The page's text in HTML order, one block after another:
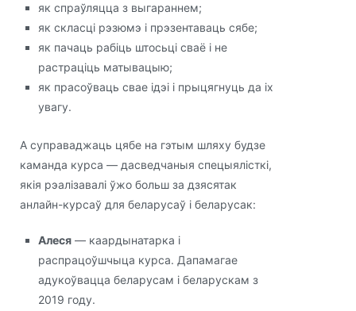
як спраўляцца з выгараннем;
як скласці рэзюмэ і прэзентаваць сябе;
як пачаць рабіць штосьці сваё і не
растраціць матывацыю;
як прасоўваць свае ідэі і прыцягнуць да іх
увагу.
А суправаджаць цябе на гэтым шляху будзе
каманда курса — дасведчаныя спецыялісткі,
якія рэалізавалі ўжо больш за дзясятак
анлайн-курсаў для беларусаў і беларусак:
Алеся — каардынатарка і
распрацоўшчыца курса. Дапамагае
адукоўвацца беларусам і беларускам з
2019 году.